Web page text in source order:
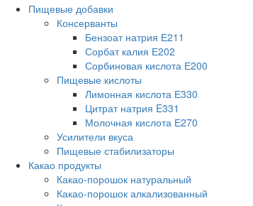
Пищевые добавки
Консерванты
Бензоат натрия Е211
Сорбат калия Е202
Сорбиновая кислота Е200
Пищевые кислоты
Лимонная кислота Е330
Цитрат натрия E331
Молочная кислота Е270
Усилители вкуса
Пищевые стабилизаторы
Какао продукты
Какао-порошок натуральный
Какао-порошок алкализованный